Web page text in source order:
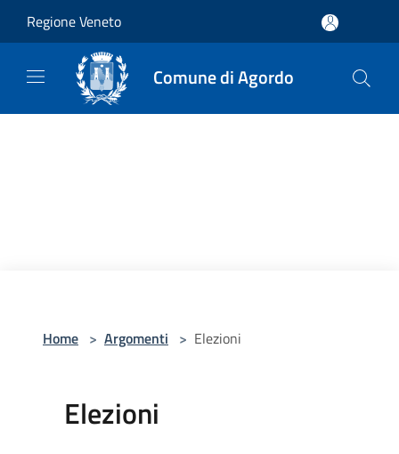
Regione Veneto
Comune di Agordo
Home > Argomenti > Elezioni
Elezioni